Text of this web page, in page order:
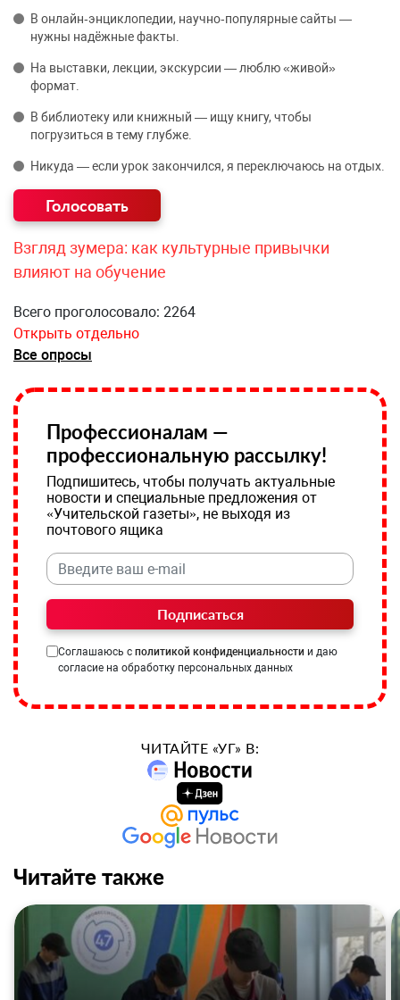
В онлайн‑энциклопедии, научно‑популярные сайты —
нужны надёжные факты.
На выставки, лекции, экскурсии — люблю «живой»
формат.
В библиотеку или книжный — ищу книгу, чтобы
погрузиться в тему глубже.
Никуда — если урок закончился, я переключаюсь на отдых.
Взгляд зумера: как культурные привычки
влияют на обучение
Всего проголосовало: 2264
Открыть отдельно
Все опросы
Профессионалам —
профессиональную рассылку!
Подпишитесь, чтобы получать актуальные
новости и специальные предложения от
«Учительской газеты», не выходя из
почтового ящика
Подписаться
Соглашаюсь с политикой конфиденциальности и даю
согласие на обработку персональных данных
ЧИТАЙТЕ «УГ» В:
Читайте также